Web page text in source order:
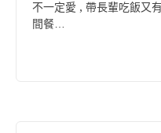
不一定愛 , 帶長輩吃飯又
間餐…